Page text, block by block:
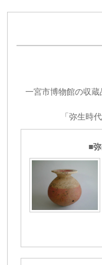
一宮市博物館の収
「弥生時